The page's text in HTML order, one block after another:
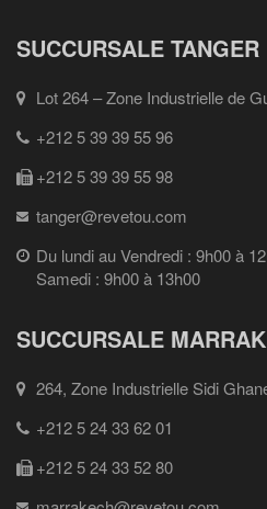
SUCCURSALE TANGER
Lot 264 – Zone Industrielle de
+212 5 39 39 55 96
+212 5 39 39 55 98
tanger@revetou.com
Du lundi au Vendredi : 9h00 à
Samedi : 9h00 à 13h00
SUCCURSALE
264, Zone Industrielle Sidi
+212 5 24 33 62 01
+212 5 24 33 52 80